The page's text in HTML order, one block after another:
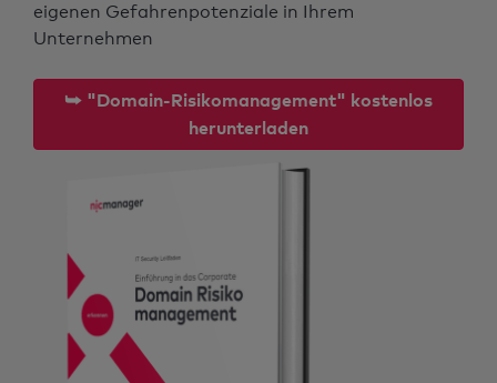
eigenen Gefahrenpotenziale in Ihrem
Unternehmen
⮩ "Domain-Risikomanagement" kostenlos
herunterladen